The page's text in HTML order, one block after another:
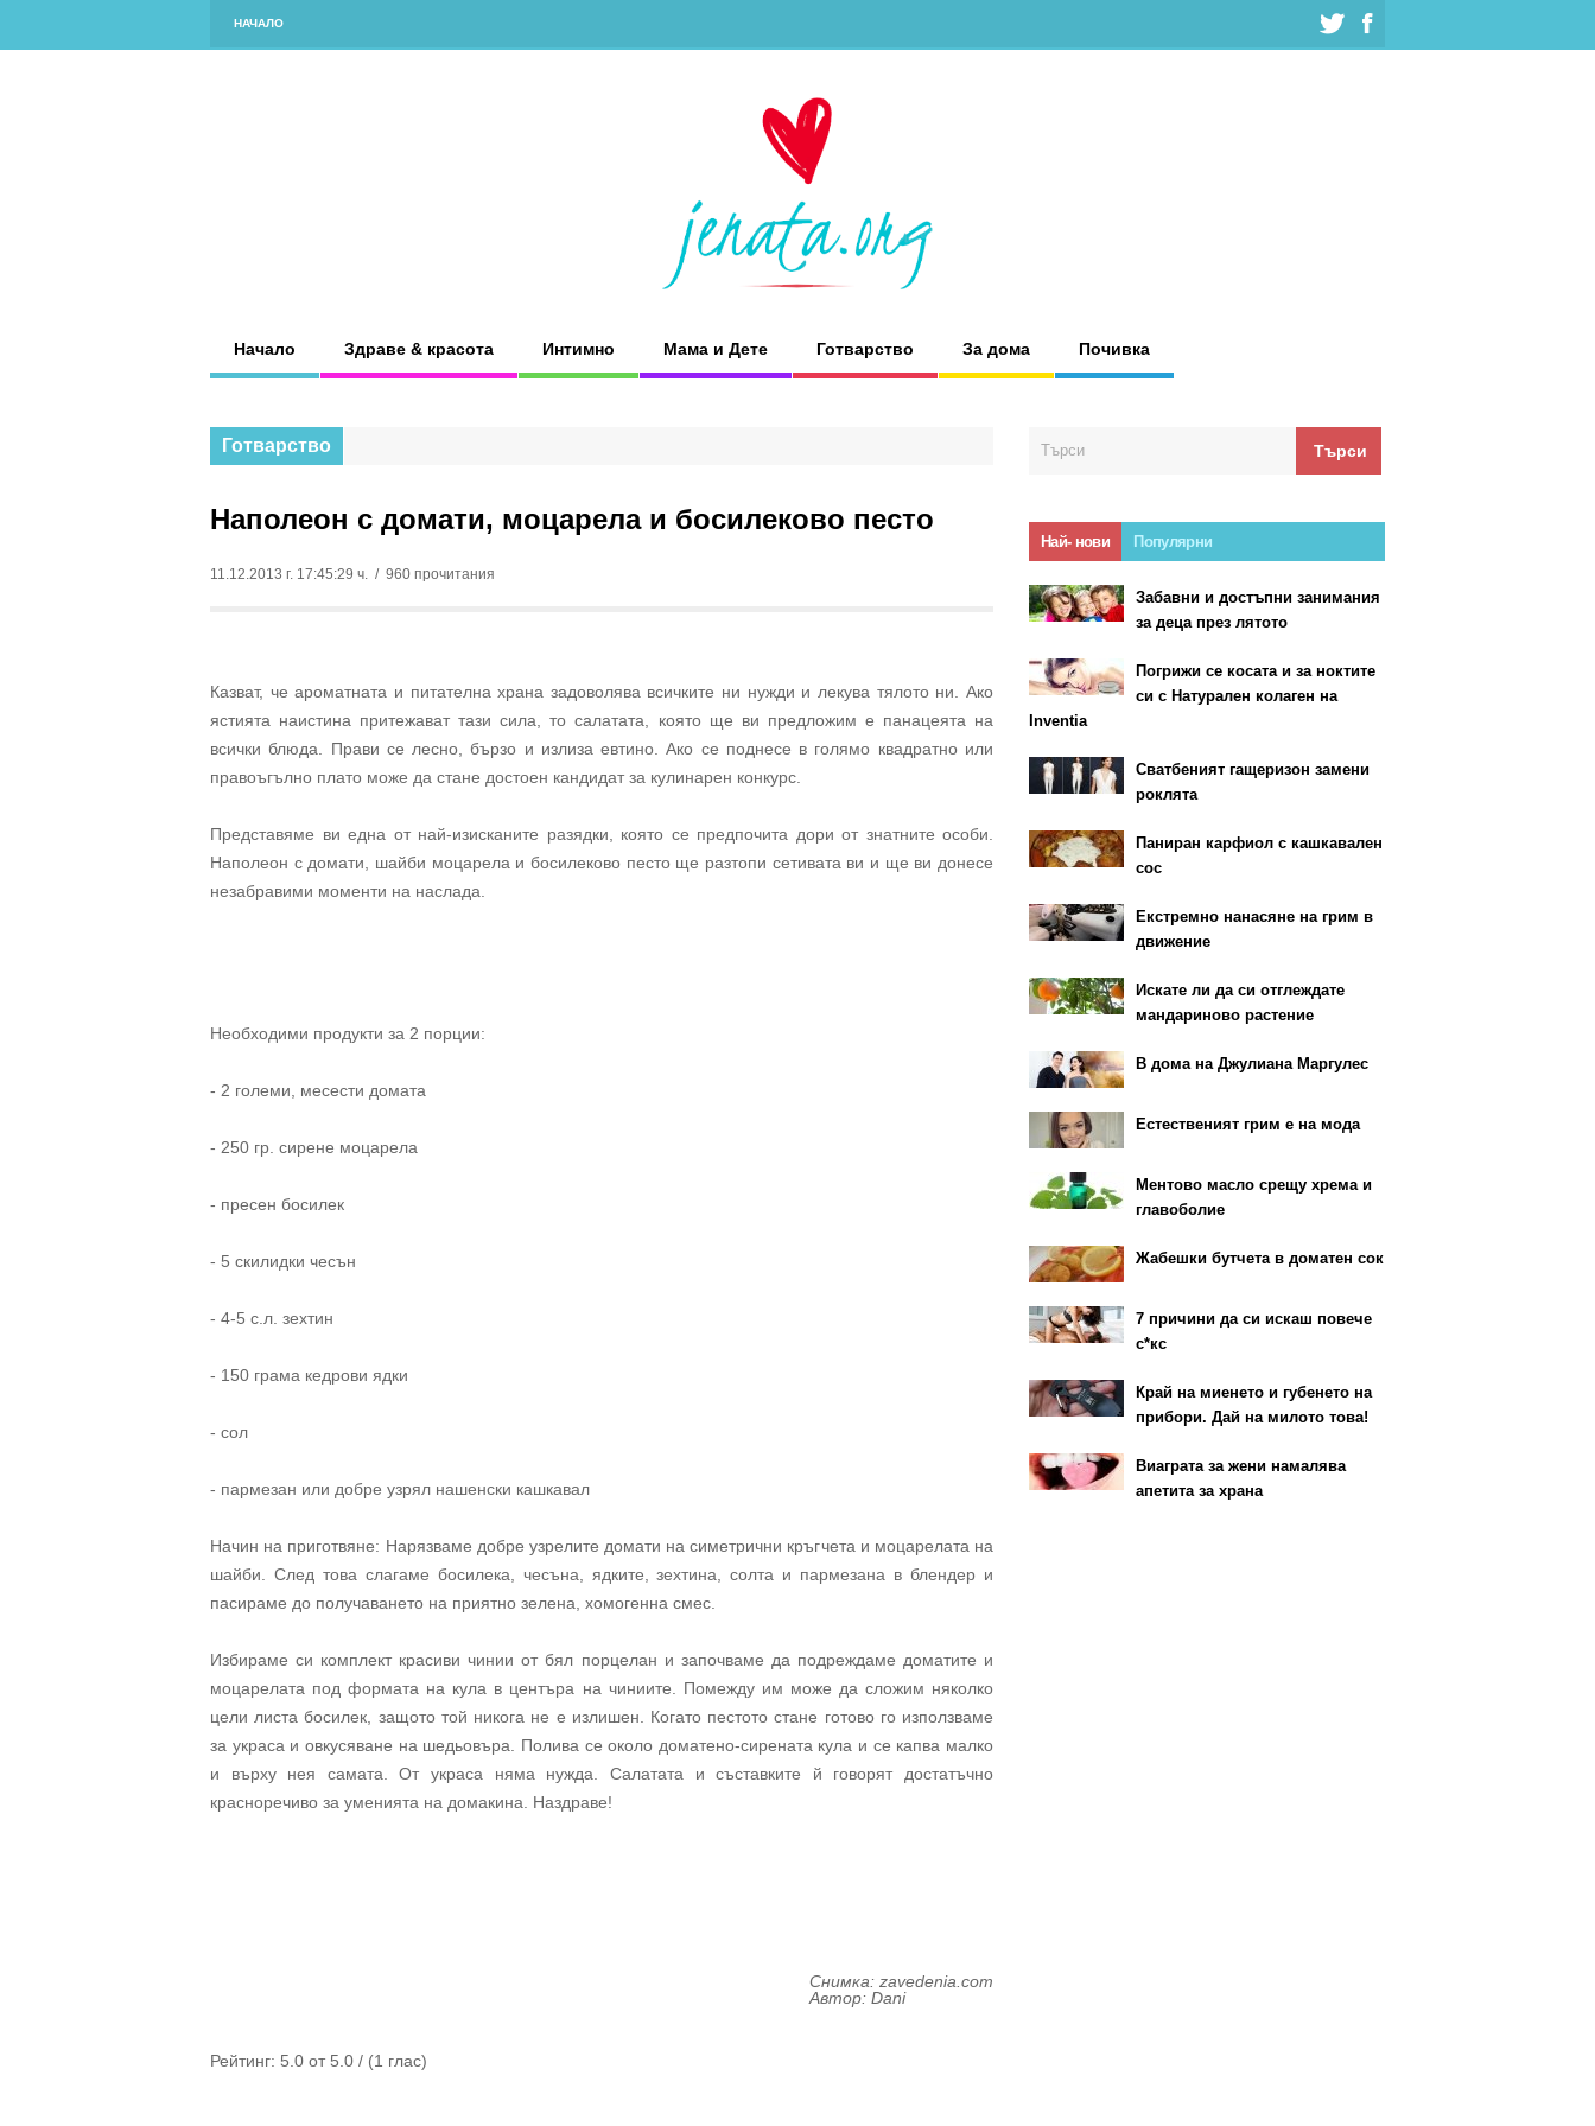
НАЧАЛО
Начало Здраве & красота Интимно Мама и Дете Готварство За дома Почивка
Готварство
Наполеон с домати, моцарела и босилеково песто
11.12.2013 г. 17:45:29 ч. / 960 прочитания
Казват, че ароматната и питателна храна задоволява всичките ни нужди и лекува тялото ни. Ако
ястията наистина притежават тази сила, то салатата, която ще ви предложим е панацеята на
всички блюда. Прави се лесно, бързо и излиза евтино. Ако се поднесе в голямо квадратно или
правоъгълно плато може да стане достоен кандидат за кулинарен конкурс.
Представяме ви една от най-изисканите разядки, която се предпочита дори от знатните особи.
Наполеон с домати, шайби моцарела и босилеково песто ще разтопи сетивата ви и ще ви донесе
незабравими моменти на наслада.
Необходими продукти за 2 порции:
- 2 големи, месести домата
- 250 гр. сирене моцарела
- пресен босилек
- 5 скилидки чесън
- 4-5 с.л. зехтин
- 150 грама кедрови ядки
- сол
- пармезан или добре узрял нашенски кашкавал
Начин на приготвяне: Нарязваме добре узрелите домати на симетрични кръгчета и моцарелата на
шайби. След това слагаме босилека, чесъна, ядките, зехтина, солта и пармезана в блендер и
пасираме до получаването на приятно зелена, хомогенна смес.
Избираме си комплект красиви чинии от бял порцелан и започваме да подреждаме доматите и
моцарелата под формата на кула в центъра на чиниите. Помежду им може да сложим няколко
цели листа босилек, защото той никога не е излишен. Когато пестото стане готово го използваме
за украса и овкусяване на шедьовъра. Полива се около доматено-сирената кула и се капва малко
и върху нея самата. От украса няма нужда. Салатата и съставките й говорят достатъчно
красноречиво за уменията на домакина. Наздраве!
Снимка: zavedenia.com
Автор: Dani
Рейтинг: 5.0 от 5.0 / (1 глас)
Най- нови Популярни
Забавни и достъпни занимания
за деца през лятото
Погрижи се косата и за ноктите
си с Натурален колаген на
Inventia
Сватбеният гащеризон замени
роклята
Паниран карфиол с кашкавален
сос
Екстремно нанасяне на грим в
движение
Искате ли да си отглеждате
мандариново растение
В дома на Джулиана Маргулес
Естественият грим е на мода
Ментово масло срещу хрема и
главоболие
Жабешки бутчета в доматен сок
7 причини да си искаш повече
с*кс
Край на миенето и губенето на
прибори. Дай на милото това!
Виаграта за жени намалява
апетита за храна